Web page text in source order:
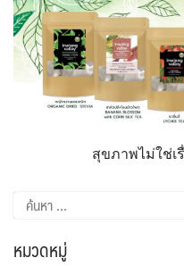
สุขภาพไม่ใช่เ
ค้นหา
สำหรับ:
หมวดหมู่